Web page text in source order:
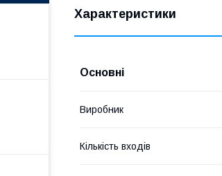
Характеристики
Основні
Виробник
Кількість входів